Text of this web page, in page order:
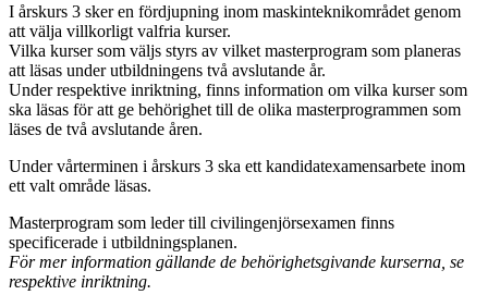
I årskurs 3 sker en fördjupning inom maskinteknikområdet genom
att välja villkorligt valfria kurser.
Vilka kurser som väljs styrs av vilket masterprogram som planeras
att läsas under utbildningens två avslutande år.
Under respektive inriktning, finns information om vilka kurser som
ska läsas för att ge behörighet till de olika masterprogrammen som
läses de två avslutande åren.
Under vårterminen i årskurs 3 ska ett kandidatexamensarbete inom
ett valt område läsas.
Masterprogram som leder till civilingenjörsexamen finns
specificerade i utbildningsplanen.
För mer information gällande de behörighetsgivande kurserna, se
respektive inriktning.